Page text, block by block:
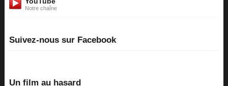
Notre chaîne
Suivez-nous sur Facebook
Un film au hasard